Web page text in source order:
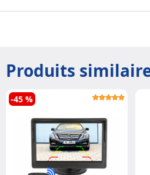
Produits
-45 %